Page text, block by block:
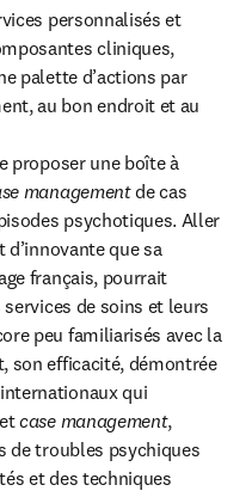
personnalisés et
cliniques,
palette d’actions par
au bon endroit et au
proposer une boîte à
management de cas
psychotiques. Aller
d’innovante que sa
français, pourrait
de soins et leurs
peu familiarisés avec la
son efficacité, démontrée
qui
case management,
de troubles psychiques
et des techniques